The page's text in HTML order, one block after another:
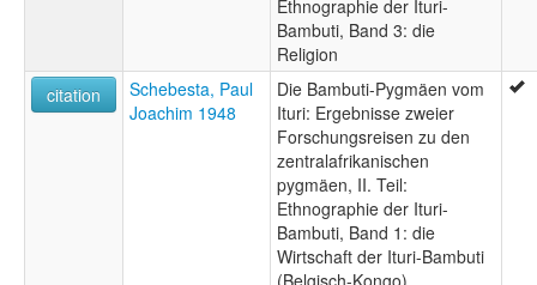
Ethnographie der Ituri-
Bambuti, Band 3: die
Religion
citation
Schebesta, Paul
Joachim 1948
Die Bambuti-Pygmäen vom
Ituri: Ergebnisse zweier
Forschungsreisen zu den
zentralafrikanischen
pygmäen, II. Teil:
Ethnographie der Ituri-
Bambuti, Band 1: die
Wirtschaft der Ituri-Bambuti